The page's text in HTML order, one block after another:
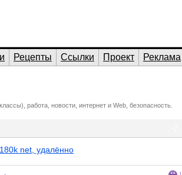
Рецепты Ссылки Проект Реклама
работа, новости, интернет и Web, безопасность.
net, удалённо